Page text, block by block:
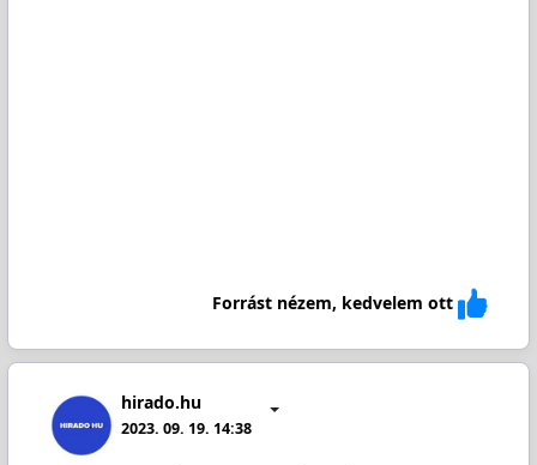
Forrást nézem, kedvelem ott
hirado.hu
2023. 09. 19. 14:38